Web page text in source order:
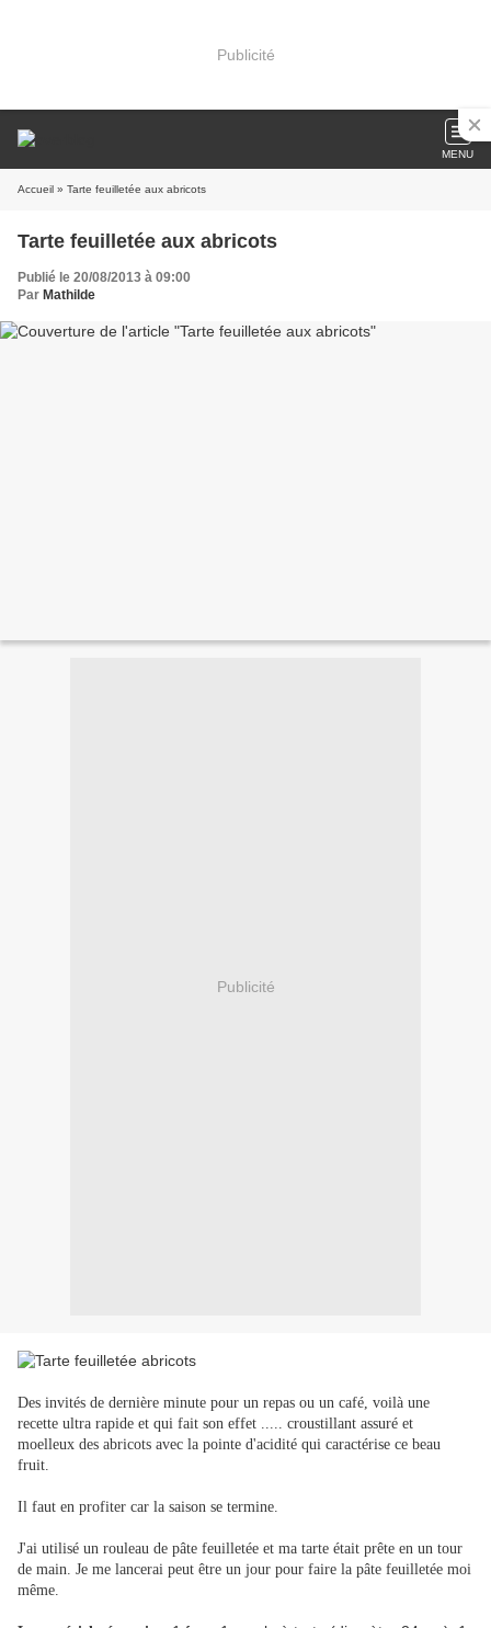
Publicité
MENU
Accueil » Tarte feuilletée aux abricots
Tarte feuilletée aux abricots
Publié le 20/08/2013 à 09:00
Par Mathilde
Publicité
Des invités de dernière minute pour un repas ou un café, voilà une
recette ultra rapide et qui fait son effet ..... croustillant assuré et
moelleux des abricots avec la pointe d'acidité qui caractérise ce beau
fruit.
Il faut en profiter car la saison se termine.
J'ai utilisé un rouleau de pâte feuilletée et ma tarte était prête en un tour
de main. Je me lancerai peut être un jour pour faire la pâte feuilletée moi
même.